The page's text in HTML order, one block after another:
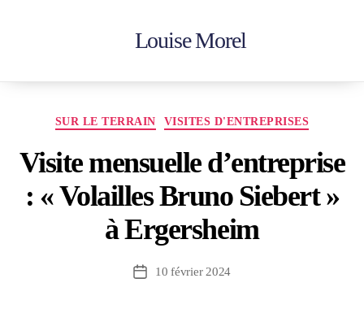
Louise Morel
SUR LE TERRAIN VISITES D'ENTREPRISES
Visite mensuelle d’entreprise
: « Volailles Bruno Siebert »
à Ergersheim
10 février 2024